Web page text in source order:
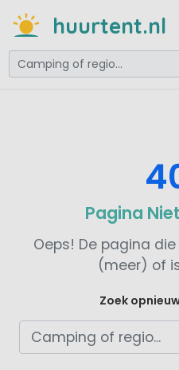
huurtent.nl
Pagina
Oeps! De pagina
(meer) of
Zoek